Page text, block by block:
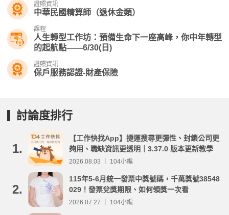
證照資訊
中華民國精算師（退休金類）
課程
人生轉型工作坊：預備生命下一座高峰，你中年轉型
的起航點——6/30(日)
證照資訊
保戶服務認證-財產保險
討論度排行
1.
【工作快找App】捷運搜尋更彈性、封鎖公司更
夠用、職缺資訊更透明｜3.37.0 版本更新教學
2026.08.03 ｜ 104小編
2.
115年5-6月統一發票中獎號碼，千萬獎號38548
029！發票兌獎期限、如何領獎一次看
2026.07.27 ｜ 104小編